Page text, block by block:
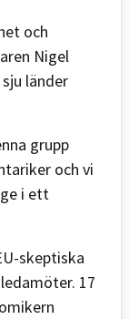
och
Nigel
länder
grupp
och vi
i ett
skeptiska
17